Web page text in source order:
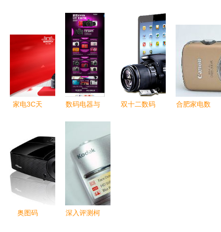
气净化器评
测 品质与
实惠并存的
居家之选
计模板（免
费PSD下
载）
蛮腰” 国货
之光点亮科
技数码新征
家电3C天
亮智能生活
数码电器与
技之美的人
文表达
双十二数码
合肥家电数
奥图码
深入评测柯